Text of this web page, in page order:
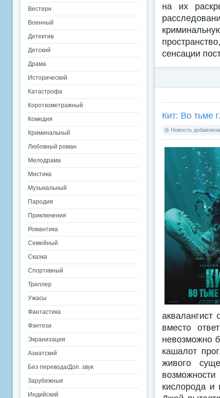
на их
сенсации
Кит: Во тьме
Новость
аквалангист
вместо
невозможно
кашалот
живого
кислорода и
Вестерн
Военный
Детектив
Детский
Драма
Исторический
Катастрофа
Короткометражный
Комедия
Криминальный
Любовный роман
Мелодрама
Мистика
Музыкальный
Пародия
Приключения
Романтика
Семейный
Сказка
Спортивный
Триллер
Ужасы
Фантастика
Фэнтези
Экранизация
Азиатский
Без перевода/Доп. звук
Зарубежные
Индийский